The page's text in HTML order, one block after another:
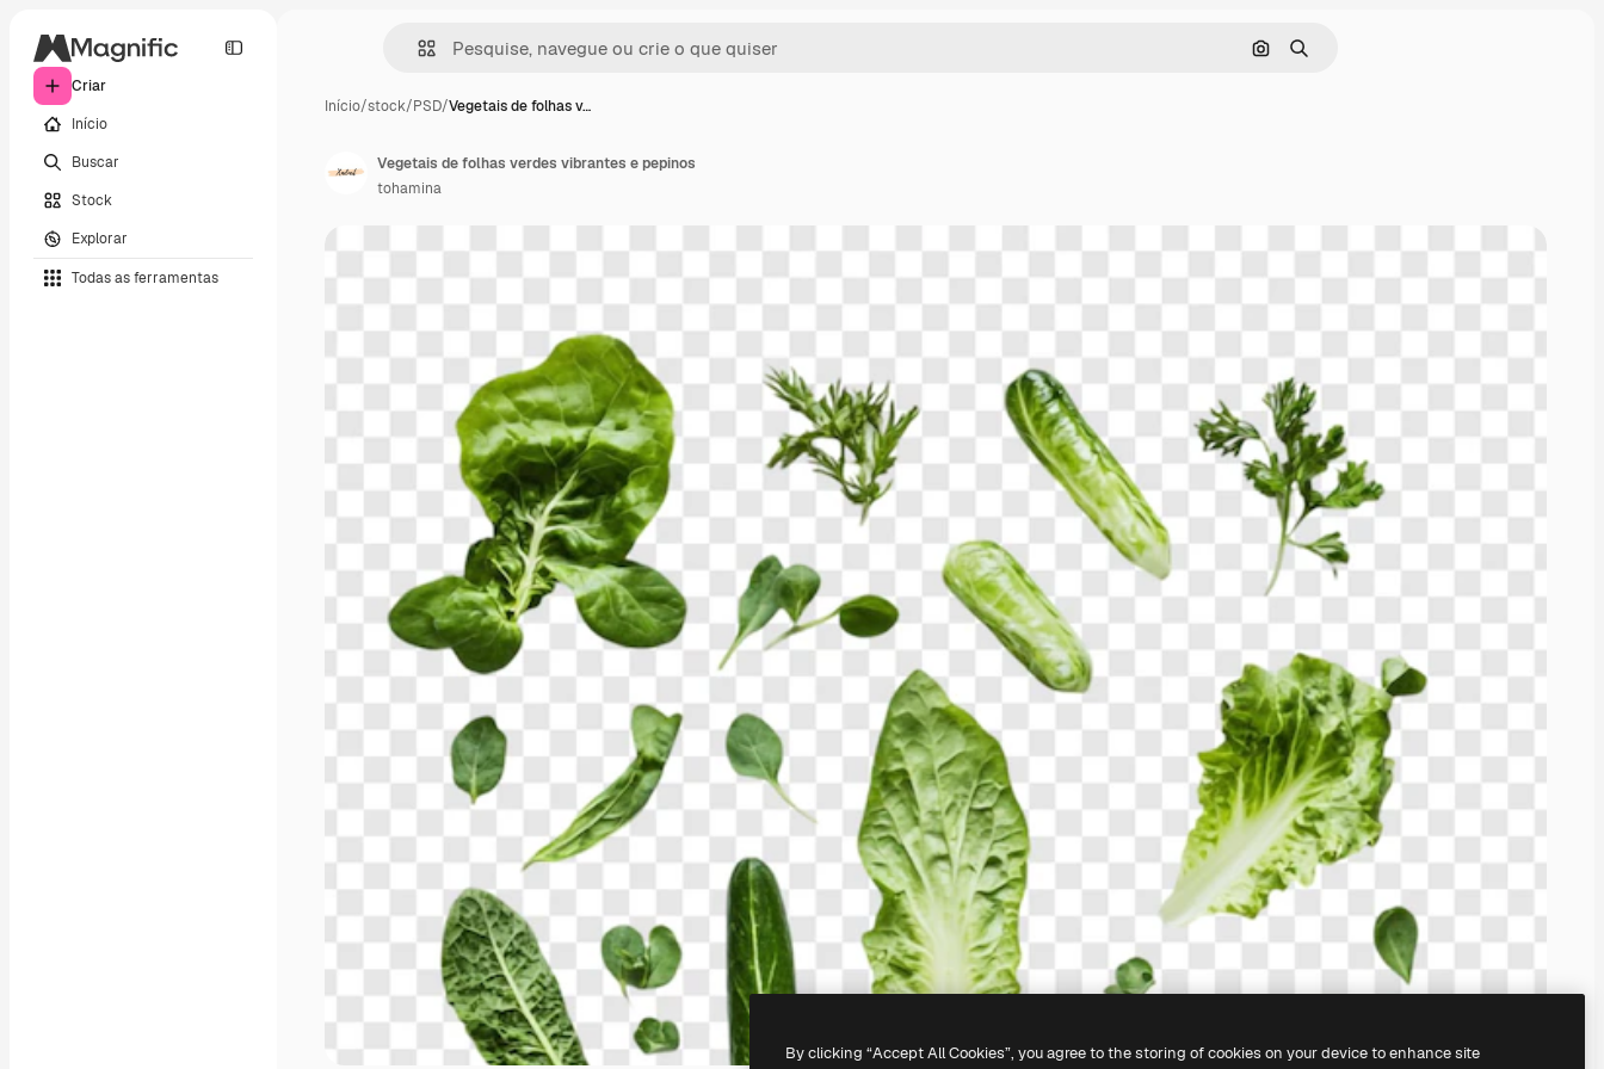
Criar
Início
Buscar
Stock
Explorar
Todas as ferramentas
Pesquisar por imagem
Buscar
Início/stock/PSD/Vegetais de folhas v…
Vegetais de folhas verdes vibrantes e pepinos
tohamina
By clicking “Accept All Cookies”, you agree to the storing of cookies on your device to enhance site